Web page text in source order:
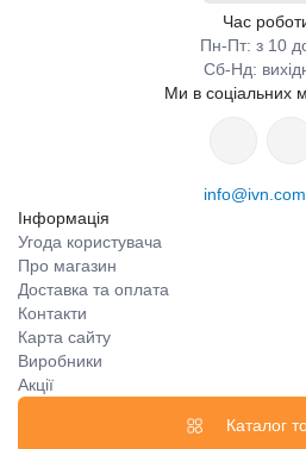
Час
Пн-Пт: з 10
Сб-Нд:
Ми в соціальних
Інформація
Угода користувача
Про магазин
Доставка та оплата
Контакти
Карта сайту
Виробники
Акції
Каталог